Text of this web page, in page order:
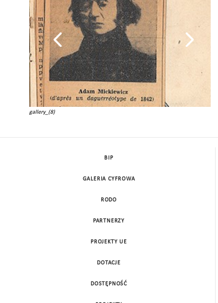
gallery_(8)
BIP
GALERIA CYFROWA
RODO
PARTNERZY
PROJEKTY UE
DOTACJE
DOSTĘPNOŚĆ